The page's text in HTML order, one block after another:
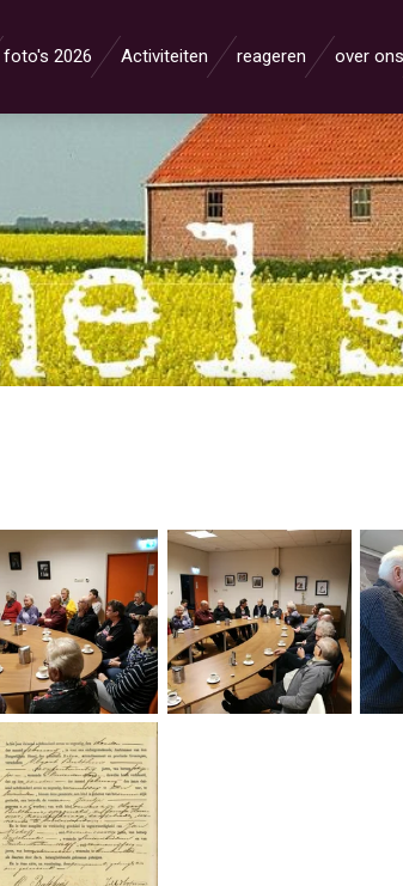
foto's 2026 Activiteiten reageren over ons